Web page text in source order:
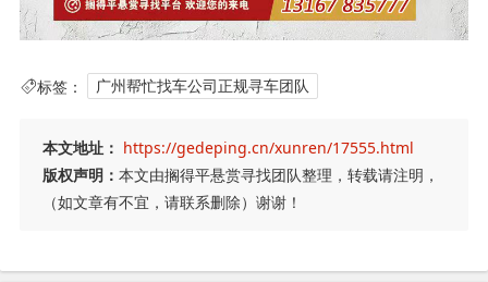
标签： 广州帮忙找车公司正规寻车团队
本文地址： https://gedeping.cn/xunren/17555.html
版权声明： 本文由搁得平悬赏寻找团队整理，转载请注明，
（如文章有不宜，请联系删除）谢谢！